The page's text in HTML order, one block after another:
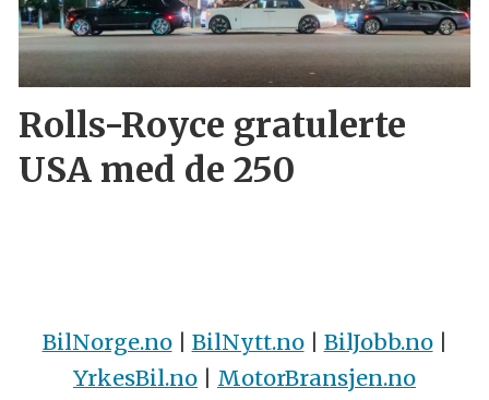
Rolls-Royce gratulerte
USA med de 250
BilNorge.no| BilNytt.no| BilJobb.no|
YrkesBil.no | MotorBransjen.no